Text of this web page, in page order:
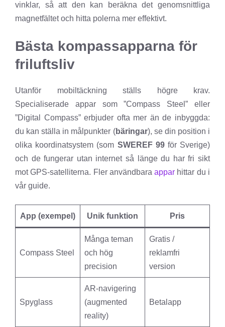
vinklar, så att den kan beräkna det genomsnittliga
magnetfältet och hitta polerna mer effektivt.
Bästa kompassapparna för
friluftsliv
Utanför mobiltäckning ställs högre krav.
Specialiserade appar som ”Compass Steel” eller
”Digital Compass” erbjuder ofta mer än de inbyggda:
du kan ställa in målpunkter (bäringar), se din position i
olika koordinatsystem (som SWEREF 99för Sverige)
och de fungerar utan internet så länge du har fri sikt
mot GPS-satelliterna. Fler användbaraappar hittar du i
vår guide.
App (exempel) Unik funktion Pris
Compass Steel
Många teman
och hög
precision
Gratis /
reklamfri
version
Spyglass
AR-navigering
(augmented
reality)
Betalapp